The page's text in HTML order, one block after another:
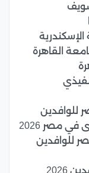
القاهرة
للوافدين
في مصر 2026
للوافدين
2026